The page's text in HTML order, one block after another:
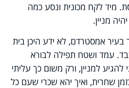
מיד לקח מכונית ונסע כמה
מניין.
אמסטרדם, לא ידע היכן בית
עמד ושטח תפילה לבורא
למניין, ורק משום כך עליתי
שחרית, ואיך יהא שכרי שעם כל